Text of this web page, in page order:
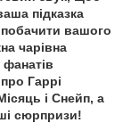
підказка
вашого
чарівна
Гаррі
і Снейп, а
сюрпризи!